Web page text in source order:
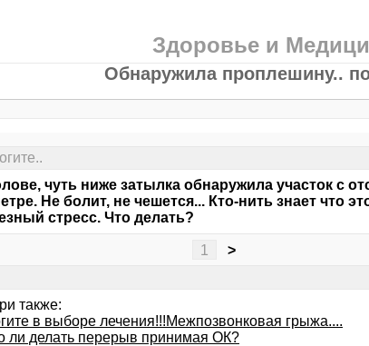
Здоровье и
Обнаружила проплешину..
чуть ниже затылка обнаружила участок с
Не болит, не чешется... Кто-нить знает что
стресс. Что делать?
1 >
также:
в выборе лечения!!!Межпозвонковая грыжа....
ли делать перерыв принимая ОК?